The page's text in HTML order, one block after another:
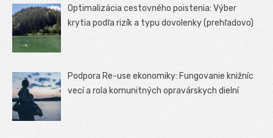
Optimalizácia cestovného poistenia: Výber
krytia podľa rizík a typu dovolenky (prehľadovo)
Podpora Re-use ekonomiky: Fungovanie knižníc
vecí a rola komunitných opravárskych dielní